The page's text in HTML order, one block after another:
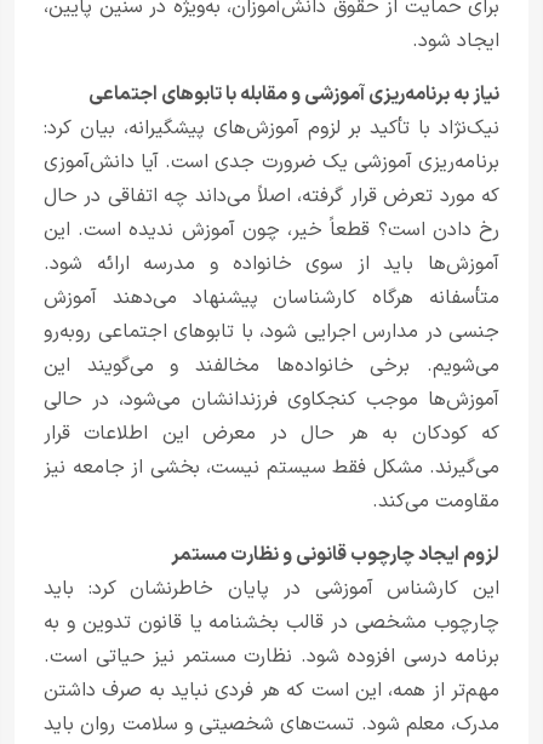
برای حمایت از حقوق دانش‌آموزان، به‌ویژه در سنین پایین،
ایجاد شود.
نیاز به برنامه‌ریزی آموزشی و مقابله با تابوهای اجتماعی
نیک‌نژاد با تأکید بر لزوم آموزش‌های پیشگیرانه، بیان کرد:
برنامه‌ریزی آموزشی یک ضرورت جدی است. آیا دانش‌آموزی
که مورد تعرض قرار گرفته، اصلاً می‌داند چه اتفاقی در حال
رخ دادن است؟ قطعاً خیر، چون آموزش ندیده است. این
آموزش‌ها باید از سوی خانواده و مدرسه ارائه شود.
متأسفانه هرگاه کارشناسان پیشنهاد می‌دهند آموزش
جنسی در مدارس اجرایی شود، با تابوهای اجتماعی روبه‌رو
می‌شویم. برخی خانواده‌ها مخالفند و می‌گویند این
آموزش‌ها موجب کنجکاوی فرزندانشان می‌شود، در حالی
که کودکان به هر حال در معرض این اطلاعات قرار
می‌گیرند. مشکل فقط سیستم نیست، بخشی از جامعه نیز
مقاومت می‌کند.
لزوم ایجاد چارچوب قانونی و نظارت مستمر
این کارشناس آموزشی در پایان خاطرنشان کرد: باید
چارچوب مشخصی در قالب بخشنامه یا قانون تدوین و به
برنامه درسی افزوده شود. نظارت مستمر نیز حیاتی است.
مهم‌تر از همه، این است که هر فردی نباید به صرف داشتن
مدرک، معلم شود. تست‌های شخصیتی و سلامت روان باید